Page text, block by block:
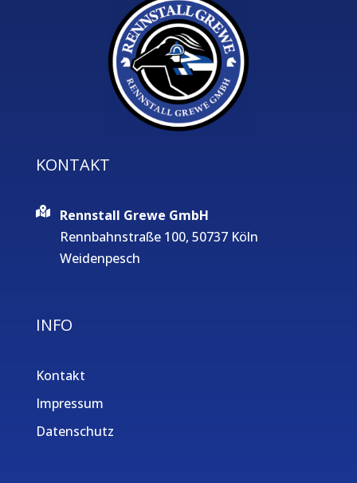
KONTAKT
Rennstall Grewe GmbH
Rennbahnstraße 100, 50737 Köln
Weidenpesch
INFO
Kontakt
Impressum
Datenschutz